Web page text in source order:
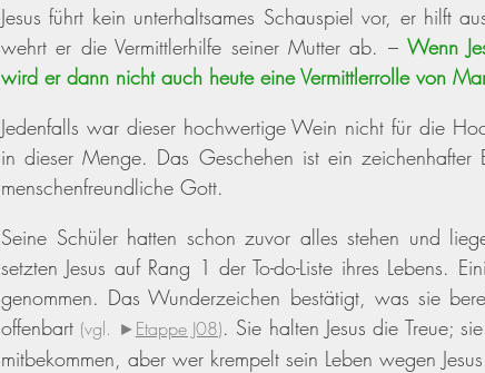
Jesus führt kein unterhaltsames Schauspiel vor, er hilft
wehrt er die Vermittlerhilfe seiner Mutter ab. – Wenn
wird er dann nicht auch heute eine Vermittlerrolle von
Jedenfalls war dieser hochwertige Wein nicht für die
in dieser Menge. Das Geschehen ist ein zeichenhafter
menschenfreundliche Gott.
Seine Schüler hatten schon zuvor alles stehen und
setzten Jesus auf Rang 1 der To-do-Liste ihres Lebens.
genommen. Das Wunderzeichen bestätigt, was sie
offenbart (vgl. ► Etappe J08). Sie halten Jesus die Treue;
mitbekommen, aber wer krempelt sein Leben wegen